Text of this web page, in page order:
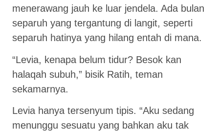
menerawang jauh ke luar jendela. Ada bulan
separuh yang tergantung di langit, seperti
separuh hatinya yang hilang entah di mana.
“Levia, kenapa belum tidur? Besok kan
halaqah subuh,” bisik Ratih, teman
sekamarnya.
Levia hanya tersenyum tipis. “Aku sedang
menunggu sesuatu yang bahkan aku tak